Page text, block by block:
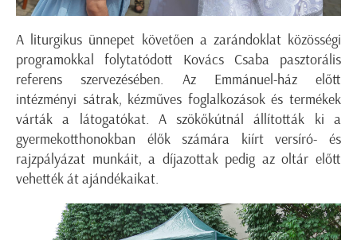
A liturgikus ünnepet követően a zarándoklat közösségi
programokkal folytatódott Kovács Csaba pasztorális
referens szervezésében. Az Emmánuel-ház előtt
intézményi sátrak, kézműves foglalkozások és termékek
várták a látogatókat. A szökőkútnál állították ki a
gyermekotthonokban élők számára kiírt versíró- és
rajzpályázat munkáit, a díjazottak pedig az oltár előtt
vehették át ajándékaikat.